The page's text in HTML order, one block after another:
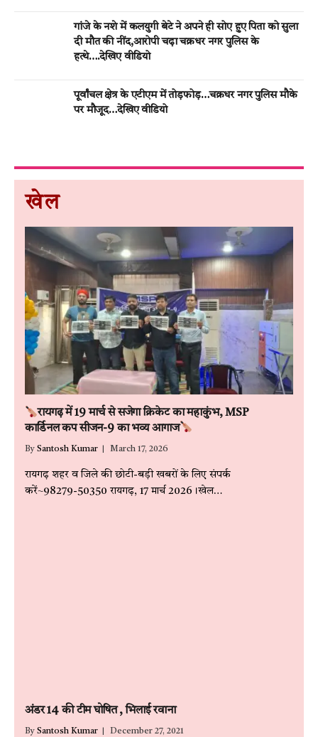
गांजे के नशे में कलयुगी बेटे ने अपने ही सोए हुए पिता को सुला
दी मौत की नींद,आरोपी चढ़ा चक्रधर नगर पुलिस के
हत्थे….देखिए वीडियो
पूर्वांचल क्षेत्र के एटीएम में तोड़फोड़…चक्रधर नगर पुलिस मौके
पर मौजूद…देखिए वीडियो
खेल
रायगढ़ में 19 मार्च से सजेगा क्रिकेट का महाकुंभ, MSP
कार्डिनल कप सीजन-9 का भव्य आगाज
By Santosh Kumar March 17, 2026
रायगढ़ शहर व जिले की छोटी-बड़ी खबरों के लिए संपर्क
करें~98279-50350 रायगढ़, 17 मार्च 2026।खेल…
अंडर 14 की टीम घोषित , भिलाई रवाना
By Santosh Kumar December 27, 2021